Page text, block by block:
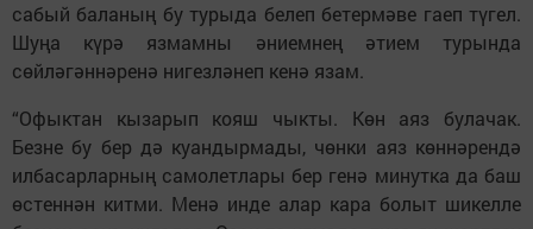
сабый баланың бу турыда белеп бетермәве гаеп түгел.
Шуңа күрә язмамны әниемнең әтием турында
сөйләгәннәренә нигезләнеп кенә язам.
“Офыктан кызарып кояш чыкты. Көн аяз булачак.
Безне бу бер дә куандырмады, чөнки аяз көннәрендә
илбасарларның самолетлары бер генә минутка да баш
өстеннән китми. Менә инде алар кара болыт шикелле